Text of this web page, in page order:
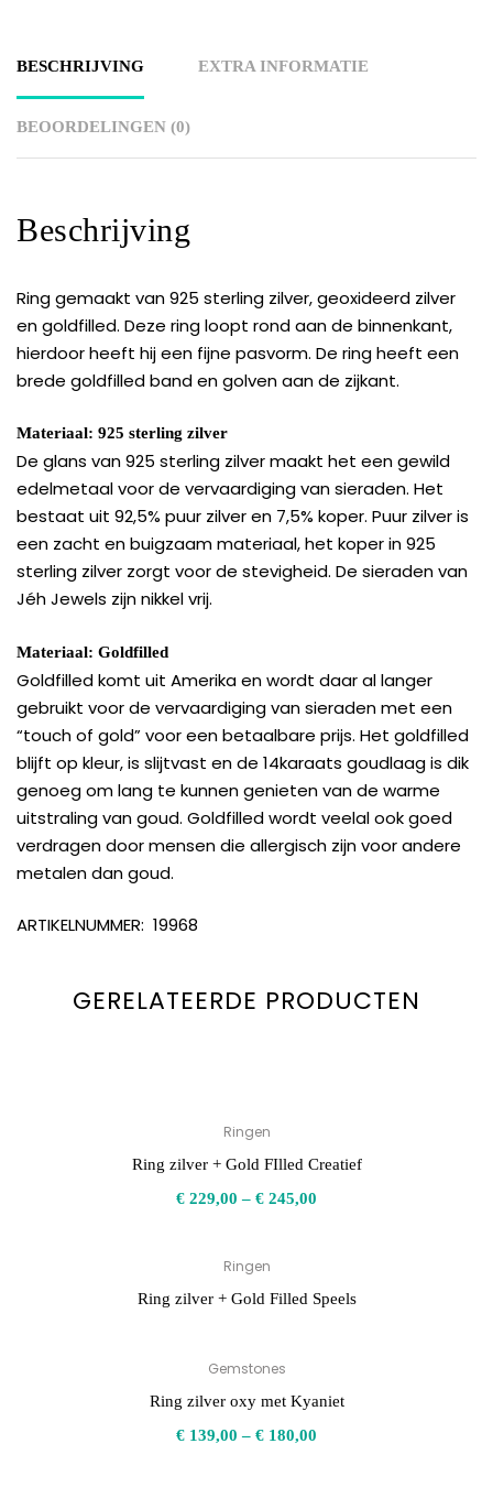
BESCHRIJVING EXTRA INFORMATIE
BEOORDELINGEN (0)
Beschrijving
Ring gemaakt van 925 sterling zilver, geoxideerd zilver
en goldfilled. Deze ring loopt rond aan de binnenkant,
hierdoor heeft hij een fijne pasvorm. De ring heeft een
brede goldfilled band en golven aan de zijkant.
Materiaal: 925 sterling zilver
De glans van 925 sterling zilver maakt het een gewild
edelmetaal voor de vervaardiging van sieraden. Het
bestaat uit 92,5% puur zilver en 7,5% koper. Puur zilver is
een zacht en buigzaam materiaal, het koper in 925
sterling zilver zorgt voor de stevigheid. De sieraden van
Jéh Jewels zijn nikkel vrij.
Materiaal: Goldfilled
Goldfilled komt uit Amerika en wordt daar al langer
gebruikt voor de vervaardiging van sieraden met een
“touch of gold” voor een betaalbare prijs. Het goldfilled
blijft op kleur, is slijtvast en de 14karaats goudlaag is dik
genoeg om lang te kunnen genieten van de warme
uitstraling van goud. Goldfilled wordt veelal ook goed
verdragen door mensen die allergisch zijn voor andere
metalen dan goud.
ARTIKELNUMMER: 19968
GERELATEERDE PRODUCTEN
Ringen
Ring zilver + Gold FIlled Creatief
€ 229,00 – € 245,00
Ringen
Ring zilver + Gold Filled Speels
Gemstones
Ring zilver oxy met Kyaniet
€ 139,00 – € 180,00